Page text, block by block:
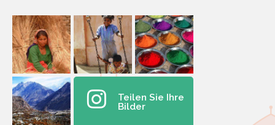
Teilen Sie Ihre
Bilder